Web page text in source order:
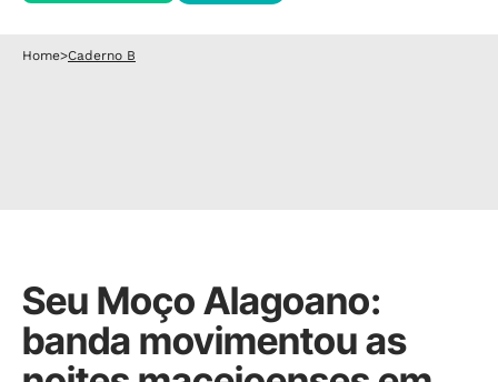
Home>Caderno B
Seu Moço Alagoano:
banda movimentou as